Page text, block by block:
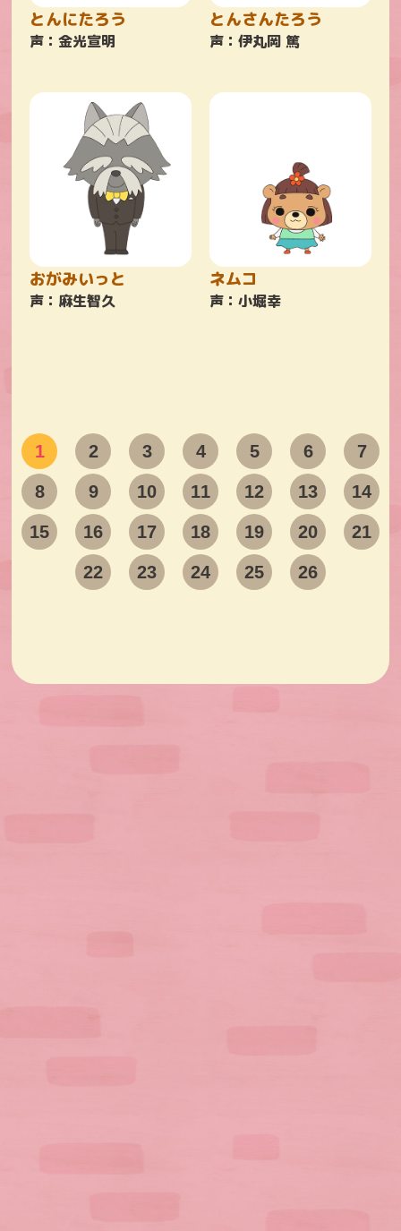
とんにたろう
声：金光宣明
とんさんたろう
声：伊丸岡 篤
おがみいっと
声：麻生智久
ネムコ
声：小堀幸
1 2 3 4 5 6 7
8 9 10 11 12 13 14
15 16 17 18 19 20 21
22 23 24 25 26